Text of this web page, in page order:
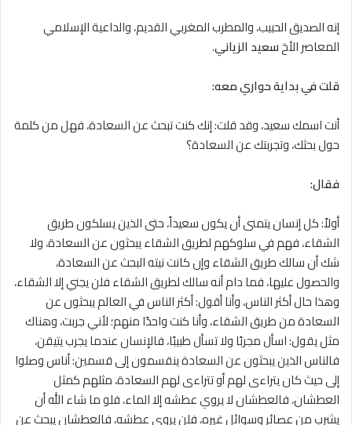
إنه الصديق الحبيب، والمطرب المغربي القديم، والداعية الإسلامي
المعاصر الأخسعيد الزياني.
قلت في بداية حواري معه:
أنت اسمك سعيد، وقد قلت: إنك كنت تبحث عن السعادة، فهل من كلمة
حول بحثك، وتجربتك عن السعادة؟
فقال:
أولاً: كل إنسان يتمنى أن يكون سعيداً، حتى الذين يسلكون طريق
الشقاء، فهم في سلوكهم لطريق الشقاء يبحثون عن السعادة، ولا
شك أن سالك طريق الشقاء وإن كانت نيته البحث عن السعادة،
والحصول عليها، فما دام أنه سالك لطريق الشقاء فلن يجني إلا الشقاء،
وهذا حال أكثر الناس، وأنا أقول: أكثر الناس في العالم يبحثون عن
السعادة من طريق الشقاء، وأنا كنت واحدًا منهم؛ لأني جربت، وهناك
مثل يقول: اسأل مجربًا ولا تسأل طبيبًا، فالإنسان عندما يجرب يتيقن،
فالناس الذين يبحثون عن السعادة ينقسمون إلى قسمين: أناس وصلوا
إلى حيث كان يتراءى لهم أو تتراءى لهم السعادة، مثلهم كمثل
العطشان، فالعطشان لا يروي عطشه إلا الماء، فلو ما شاء الله أن
يشرب من عصائر وسوائل غيره، فلن يروى عطشه، فالعطشان يبحث عن